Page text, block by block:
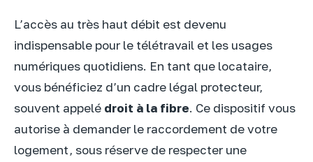
L’accès au très haut débit est devenu
indispensable pour le télétravail et les usages
numériques quotidiens. En tant que locataire,
vous bénéficiez d’un cadre légal protecteur,
souvent appelé droit à la fibre. Ce dispositif vous
autorise à demander le raccordement de votre
logement, sous réserve de respecter une